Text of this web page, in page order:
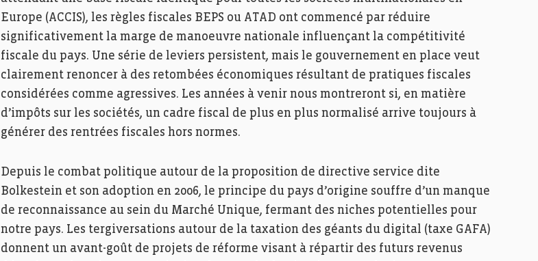
Europe (ACCIS), les règles fiscales BEPS ou ATAD ont commencé par réduire
significativement la marge de manoeuvre nationale influençant la compétitivité
fiscale du pays. Une série de leviers persistent, mais le gouvernement en place veut
clairement renoncer à des retombées économiques résultant de pratiques fiscales
considérées comme agressives. Les années à venir nous montreront si, en matière
d’impôts sur les sociétés, un cadre fiscal de plus en plus normalisé arrive toujours à
générer des rentrées fiscales hors normes.
Depuis le combat politique autour de la proposition de directive service dite
Bolkestein et son adoption en 2006, le principe du pays d’origine souffre d’un manque
de reconnaissance au sein du Marché Unique, fermant des niches potentielles pour
notre pays. Les tergiversations autour de la taxation des géants du digital (taxe GAFA)
donnent un avant-goût de projets de réforme visant à répartir des futurs revenus